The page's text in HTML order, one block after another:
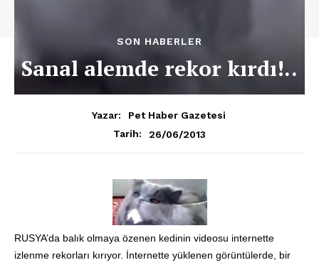
SON HABERLER
Sanal alemde rekor kırdı!..
Yazar:
Pet Haber Gazetesi
Tarih:
26/06/2013
RUSYA’da balık olmaya özenen kedinin videosu internette
izlenme rekorları kırıyor. İnternette yüklenen görüntülerde, bir